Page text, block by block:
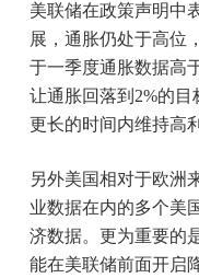
美联储在政策声明中
展，通胀仍处于高位
于一季度通胀数据高
让通胀回落到2%的
更长的时间内维持高
另外美国相对于欧洲
业数据在内的多个美
济数据。更为重要的
能在美联储前面开启